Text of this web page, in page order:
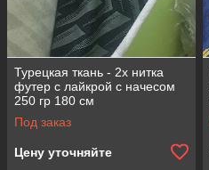
Турецкая ткань - 2х нитка
футер с лайкрой с начесом
250 гр 180 см
Под заказ
Цену уточняйте